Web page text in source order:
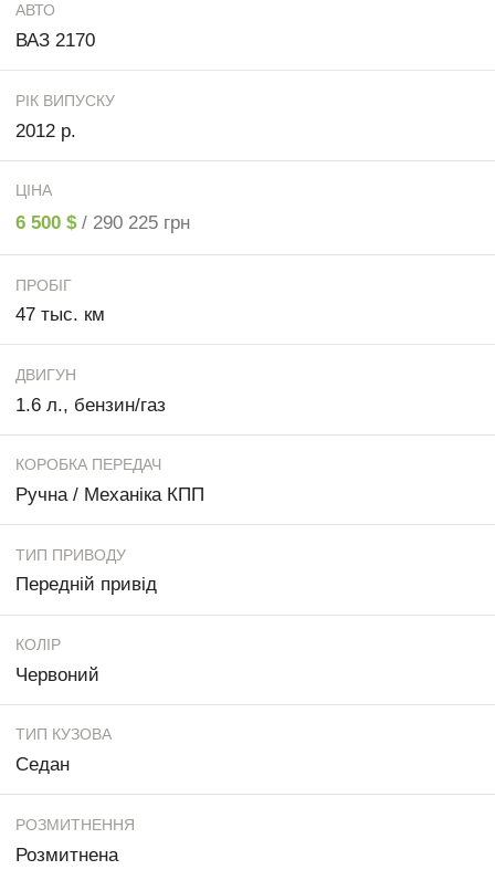
АВТО
ВАЗ 2170
РІК ВИПУСКУ
2012 р.
ЦІНА
6 500 $ / 290 225 грн
ПРОБІГ
47 тыс. км
ДВИГУН
1.6 л., бензин/газ
КОРОБКА ПЕРЕДАЧ
Ручна / Механіка КПП
ТИП ПРИВОДУ
Передній привід
КОЛІР
Червоний
ТИП КУЗОВА
Седан
РОЗМИТНЕННЯ
Розмитнена